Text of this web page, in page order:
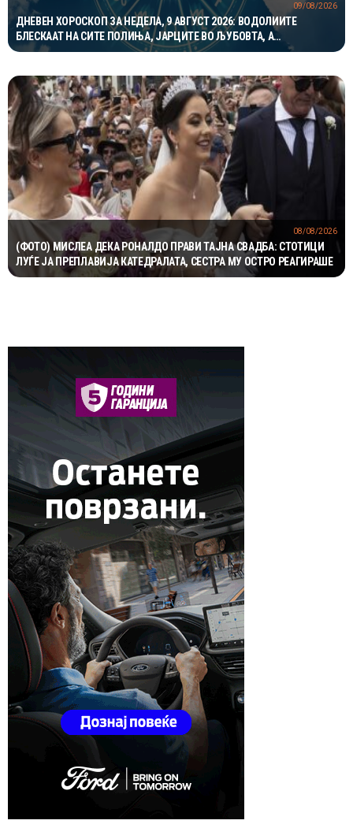
ДНЕВЕН ХОРОСКОП ЗА НЕДЕЛА, 9 АВГУСТ 2026: ВОДОЛИИТЕ
БЛЕСКААТ НА СИТЕ ПОЛИЊА, ЈАРЦИТЕ ВО ЉУБОВТА, А
БЛИЗНАЦИТЕ ВО КАРИЕРАТА
09/08/2026
(ФОТО) МИСЛЕА ДЕКА РОНАЛДО ПРАВИ ТАЈНА СВАДБА: СТОТИЦИ
ЛУЃЕ ЈА ПРЕПЛАВИЈА КАТЕДРАЛАТА, СЕСТРА МУ ОСТРО РЕАГИРАШЕ
08/08/2026